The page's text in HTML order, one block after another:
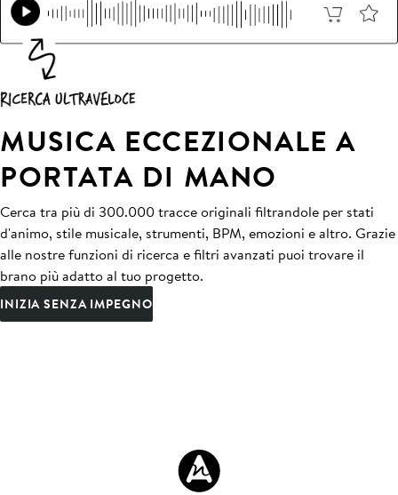
MUSICA ECCEZIONALE A
PORTATA DI MANO
Cerca tra più di 300.000 tracce originali filtrandole per stati
d'animo, stile musicale, strumenti, BPM, emozioni e altro. Grazie
alle nostre funzioni di ricerca e filtri avanzati puoi trovare il
brano più adatto al tuo progetto.
INIZIA SENZA IMPEGNO